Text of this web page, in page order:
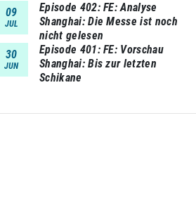
09
JUL
Episode 402 FE: Analyse
Shanghai: Die Messe ist noch
nicht gelesen
30
JUN
Episode 401 FE: Vorschau
Shanghai: Bis zur letzten
Schikane